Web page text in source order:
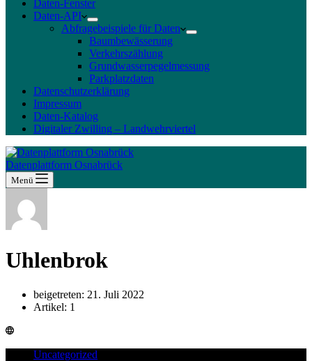
Daten-Fenster
Daten-API
Abfragebeispiele für Daten
Baumbewässerung
Verkehrszählung
Grundwasserpegelmessung
Parkplatzdaten
Datenschutzerklärung
Impressum
Daten-Katalog
Digitaler Zwilling – Landwehrviertel
Datenplattform Osnabrück
Menü
Uhlenbrok
beigetreten: 21. Juli 2022
Artikel: 1
Uncategorized